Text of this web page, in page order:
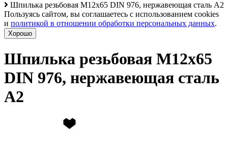
Шпилька резьбовая М12х65 DIN 976, нержавеющая сталь А2
Пользуясь сайтом, вы соглашаетесь с использованием cookies
и политикой в отношении обработки персональных данных.
Хорошо
Шпилька резьбовая М12х65
DIN 976, нержавеющая сталь
А2